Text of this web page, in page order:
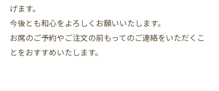
げます。
今後とも和心をよろしくお願いいたします。
お席のご予約やご注文の前もってのご連絡をいただくこ
とをおすすめいたします。